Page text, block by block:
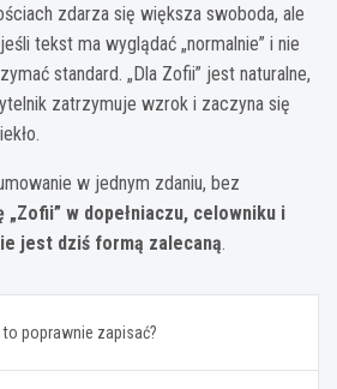
zdarza się większa swoboda, ale
tekst ma wyglądać „normalnie” i nie
standard. „Dla Zofii” jest naturalne,
zatrzymuje wzrok i zaczyna się
w jednym zdaniu, bez
„Zofii” w dopełniaczu, celowniku i
jest dziś formą zalecaną.
poprawnie zapisać?